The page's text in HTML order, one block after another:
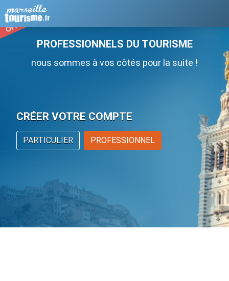
PROFESSIONNELS DU TOURISME
nous sommes à vos côtés pour la suite !
CRÉER VOTRE COMPTE
PARTICULIER PROFESSIONNEL